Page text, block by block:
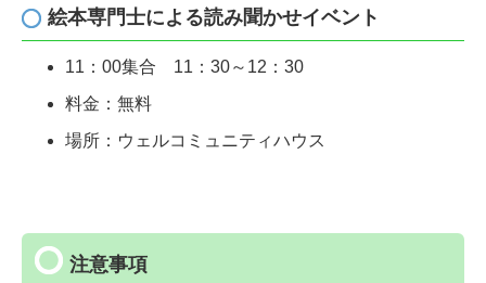
絵本専門士による読み聞かせイベント
11：00集合 11：30～12：30
料金：無料
場所：ウェルコミュニティハウス
注意事項